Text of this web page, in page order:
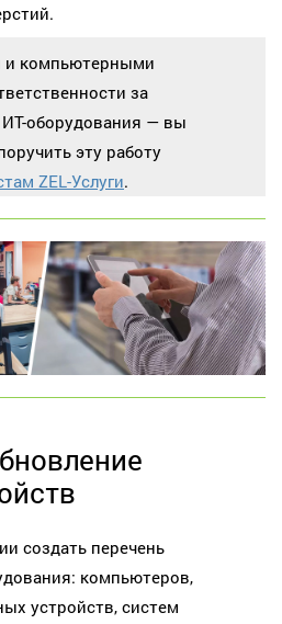
и компьютерными
за
ИТ-оборудования — вы
эту работу
ZEL-Услуги.
создать перечень
компьютеров,
устройств, систем